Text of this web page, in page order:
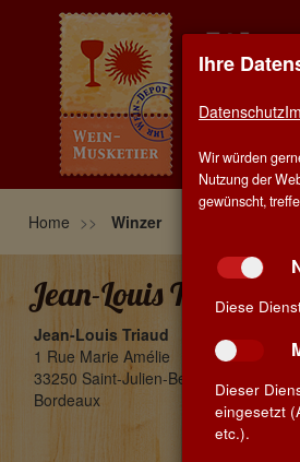
HOME
Home Winzer
Jean-Louis Triaud -
Jean-Louis Triaud
1 Rue Marie Amélie
33250 Saint-Julien-Beychevelle
Bordeaux
Ihre
Datenschutz
Wir würden
Nutzung der
gewünscht,
Diese
Dieser
eingesetzt
etc.).